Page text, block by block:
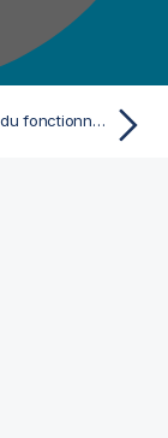
Présentation du fonctionnement du tMap